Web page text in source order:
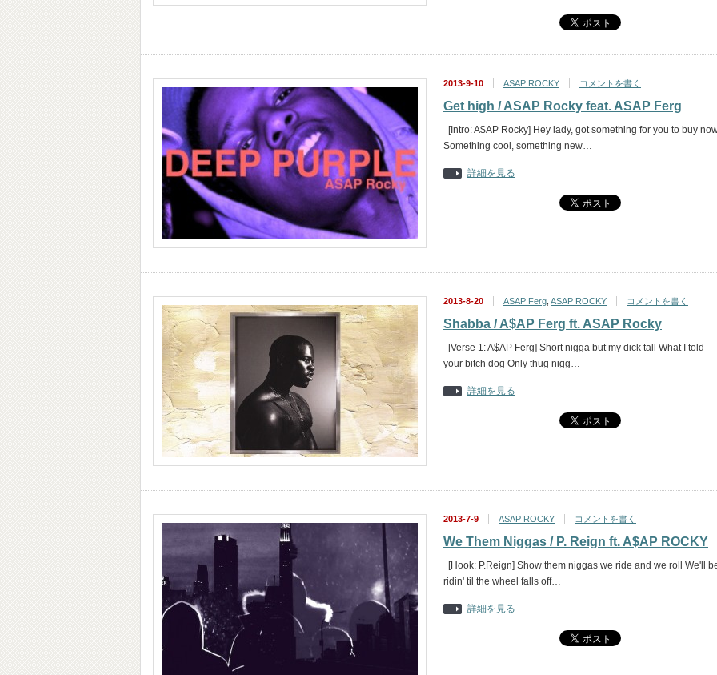
2013-9-10 ASAP ROCKY コメントを書く
Get high / ASAP Rocky feat. ASAP Ferg
[Intro: A$AP Rocky] Hey lady, got something for you to buy
Something cool, something new…
詳細を見る
2013-8-20 ASAP Ferg ASAP ROCKY コメントを書く
Shabba / A$AP Ferg ft. ASAP Rocky
[Verse 1: A$AP Ferg] Short nigga but my dick tall What I told
your bitch dog Only thug nigg…
詳細を見る
2013-7-9 ASAP ROCKY コメントを書く
We Them Niggas / P. Reign ft. A$AP ROCKY
[Hook: P.Reign] Show them niggas we ride and we roll We'll
ridin' til the wheel falls off…
詳細を見る